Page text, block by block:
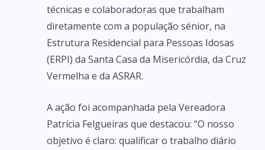
técnicas e colaboradoras que trabalham
diretamente com a população sénior, na
Estrutura Residencial para Pessoas Idosas
(ERPI) da Santa Casa da Misericórdia, da Cruz
Vermelha e da ASRAR.
A ação foi acompanhada pela Vereadora
Patrícia Felgueiras que destacou: “O nosso
objetivo é claro: qualificar o trabalho diário